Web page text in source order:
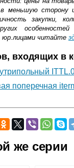
меньшую сторону
закупки,
юр.лицами читайте
входящих в
поперечная
же серии